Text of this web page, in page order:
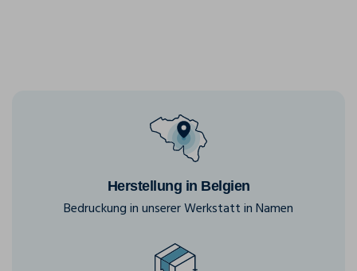
Herstellung in Belgien
Bedruckung in unserer Werkstatt in Namen